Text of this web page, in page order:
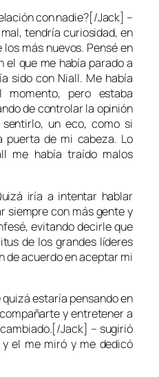
con nadie?[/Jack] –
tendría curiosidad, en
más nuevos. Pensé en
el que me había parado a
sido con Niall. Me había
pero estaba
de controlar la opinión
un eco, como si
puerta de mi cabeza. Lo
me había traído malos
iría a intentar hablar
siempre con más gente y
evitando decirle que
de los grandes líderes
de acuerdo en aceptar mi
estaría pensando en
y entretener a
Jack] – sugirió
el me miró y me dedicó